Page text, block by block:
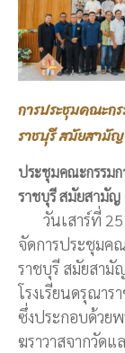
การประชุมคณะก
ราชบุรี สมัยสามั
ประชุมคณะกรรม
ราชบุรี สมัยสามัญ
วันเสาร์ที่ 25
จัดการประชุมค
ราชบุรี สมัยสา
โรงเรียนดรุณาร
ซึ่งประกอบด้วย
ฆราวาสจากวัดแ